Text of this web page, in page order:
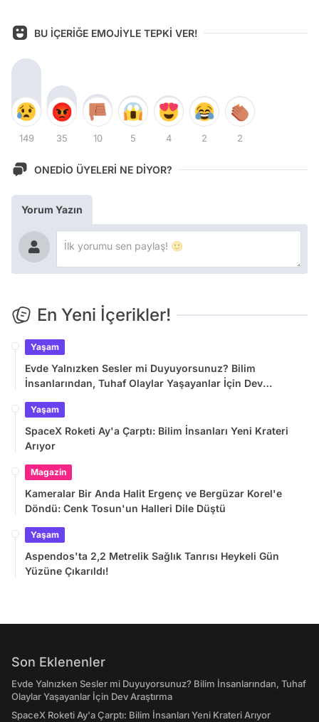
BU İÇERİĞE EMOJİYLE TEPKİ VER!
149 35 10 5 4 2 2
ONEDİO ÜYELERİ NE DİYOR?
Yorum Yazın
En Yeni İçerikler!
Yaşam
Evde Yalnızken Sesler mi Duyuyorsunuz? Bilim
İnsanlarından, Tuhaf Olaylar Yaşayanlar İçin Dev
Yaşam
SpaceX Roketi Ay'a Çarptı: Bilim İnsanları Yeni Krateri
Arıyor
Magazin
Kameralar Bir Anda Halit Ergenç ve Bergüzar Korel'e
Döndü: Cenk Tosun'un Halleri Dile Düştü
Yaşam
Aspendos'ta 2,2 Metrelik Sağlık Tanrısı Heykeli Gün
Yüzüne Çıkarıldı!
Son Eklenenler
Evde Yalnızken Sesler mi Duyuyorsunuz? Bilim İnsanlarından, Tuhaf
Olaylar Yaşayanlar İçin Dev Araştırma
SpaceX Roketi Ay'a Çarptı: Bilim İnsanları Yeni Krateri Arıyor